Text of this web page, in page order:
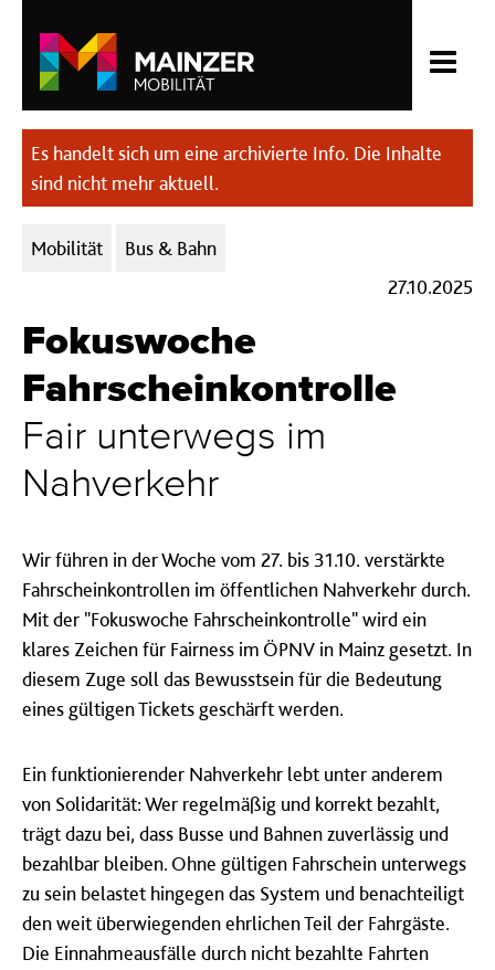
Es handelt sich um eine archivierte Info. Die Inhalte
sind nicht mehr aktuell.
Kategorien:
Mobilität
Bus & Bahn
27.10.2025
Fokuswoche
Fahrscheinkontrolle
Fair unterwegs im
Nahverkehr
Wir führen in der Woche vom 27. bis 31.10. verstärkte
Fahrscheinkontrollen im öffentlichen Nahverkehr durch.
Mit der "Fokuswoche Fahrscheinkontrolle" wird ein
klares Zeichen für Fairness im ÖPNV in Mainz gesetzt. In
diesem Zuge soll das Bewusstsein für die Bedeutung
eines gültigen Tickets geschärft werden.
Ein funktionierender Nahverkehr lebt unter anderem
von Solidarität: Wer regelmäßig und korrekt bezahlt,
trägt dazu bei, dass Busse und Bahnen zuverlässig und
bezahlbar bleiben. Ohne gültigen Fahrschein unterwegs
zu sein belastet hingegen das System und benachteiligt
den weit überwiegenden ehrlichen Teil der Fahrgäste.
Die Einnahmeausfälle durch nicht bezahlte Fahrten